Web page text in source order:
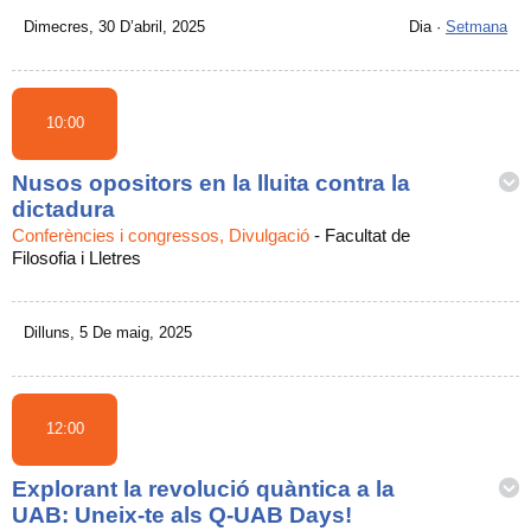
Dimecres, 30 D’abril, 2025 Dia · Setmana
10:00
Nusos opositors en la lluita contra la
dictadura
Conferències i congressos, Divulgació - Facultat de
Filosofia i Lletres
Dilluns, 5 De maig, 2025
12:00
Explorant la revolució quàntica a la
UAB: Uneix-te als Q-UAB Days!